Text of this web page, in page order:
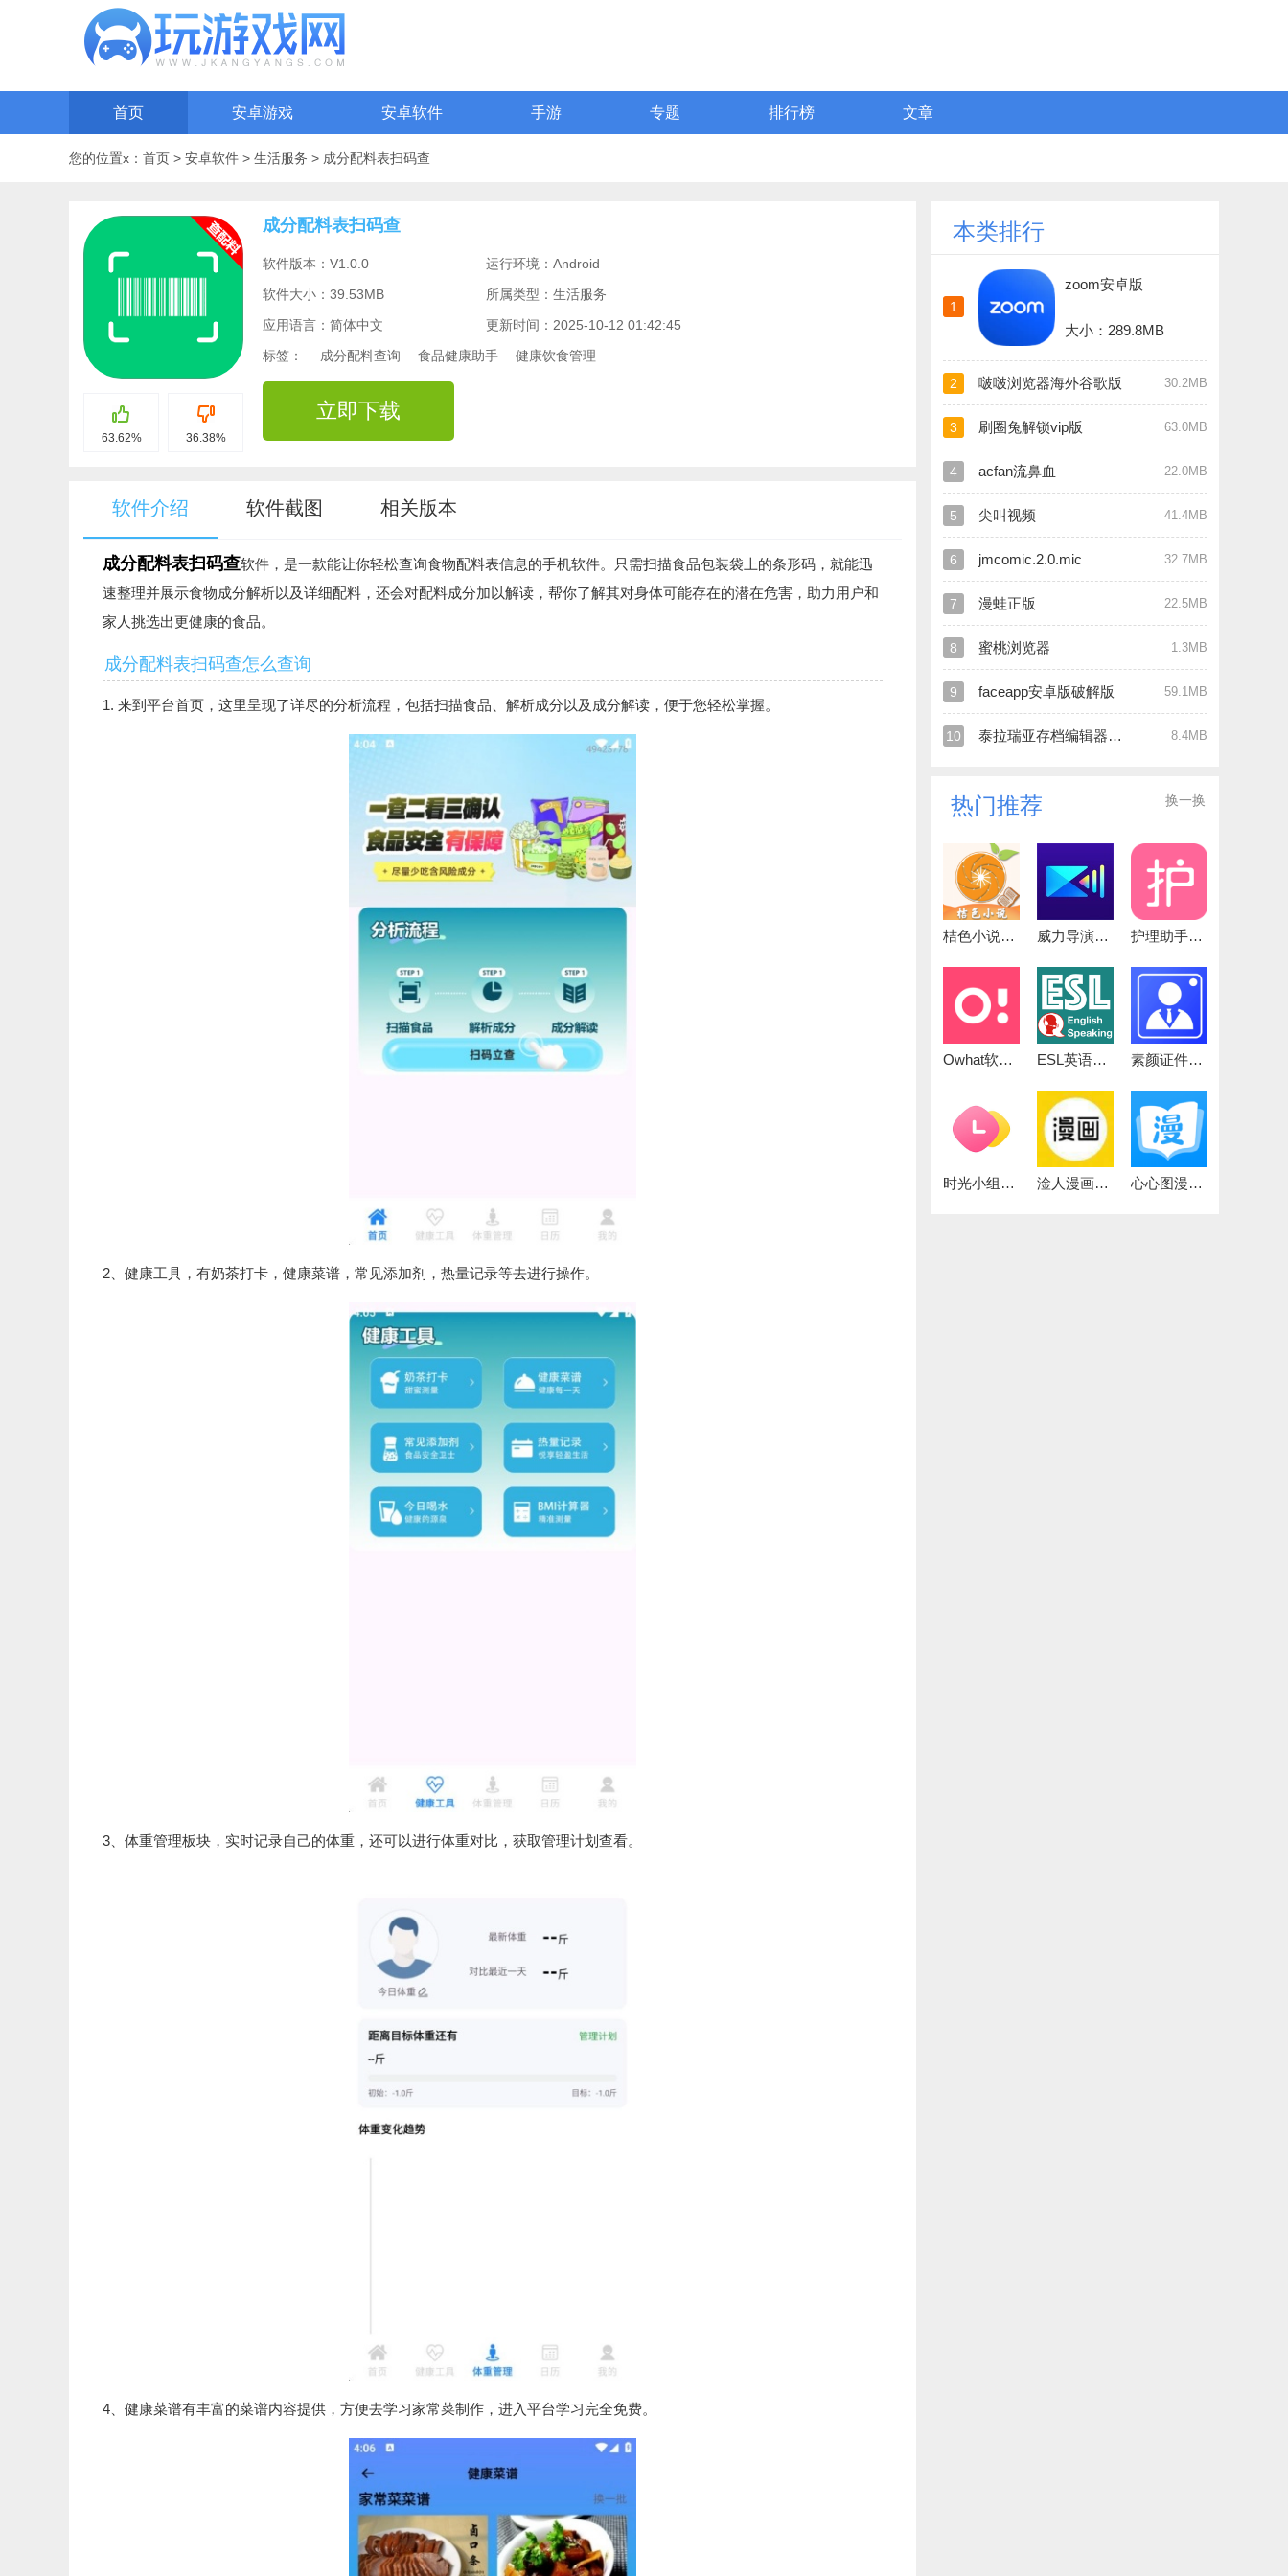
首页 安卓游戏 安卓软件 手游 专题 排行榜 文章
您的位置x： 首页 > 安卓软件 > 生活服务 > 成分配料表扫码查
63.62% 36.38%
成分配料表扫码查
软件版本：V1.0.0
运行环境：Android
软件大小：39.53MB
所属类型：生活服务
应用语言：简体中文
更新时间：2025-10-12 01:42:45
标签：
成分配料查询 食品健康助手 健康饮食管理
立即下载
软件介绍 软件截图 相关版本
成分配料表扫码查软件，是一款能让你轻松查询食物配料表信息的手机软件。只需扫描食品包装袋上的条形码，就能迅
速整理并展示食物成分解析以及详细配料，还会对配料成分加以解读，帮你了解其对身体可能存在的潜在危害，助力用户和
家人挑选出更健康的食品。
成分配料表扫码查怎么查询
1. 来到平台首页，这里呈现了详尽的分析流程，包括扫描食品、解析成分以及成分解读，便于您轻松掌握。
2、健康工具，有奶茶打卡，健康菜谱，常见添加剂，热量记录等去进行操作。
3、体重管理板块，实时记录自己的体重，还可以进行体重对比，获取管理计划查看。
4、健康菜谱有丰富的菜谱内容提供，方便去学习家常菜制作，进入平台学习完全免费。
本类排行
1
zoom安卓版
大小：289.8MB
2 啵啵浏览器海外谷歌版 30.2MB
3 刷圈兔解锁vip版 63.0MB
4 acfan流鼻血 22.0MB
5 尖叫视频 41.4MB
6 jmcomic.2.0.mic 32.7MB
7 漫蛙正版 22.5MB
8 蜜桃浏览器 1.3MB
9 faceapp安卓版破解版 59.1MB
10 泰拉瑞亚存档编辑器官网版 8.4MB
热门推荐 换一换
桔色小说免费原版 威力导演原版 护理助手直装版
Owhat软件官方正版 ESL英语官方版 素颜证件照免费原版
时光小组件手机最新版 淦人漫画通用版 心心图漫免费原版